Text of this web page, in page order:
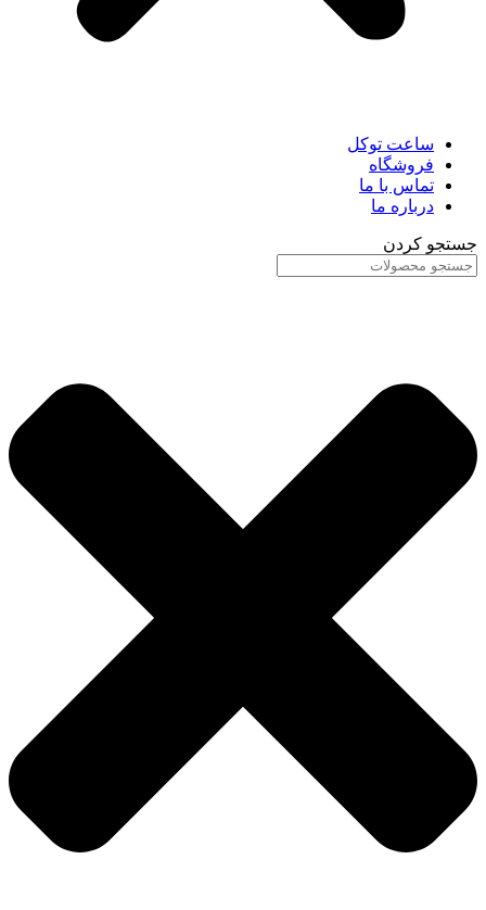
ساعت توکل
فروشگاه
تماس با ما
درباره ما
جستجو کردن